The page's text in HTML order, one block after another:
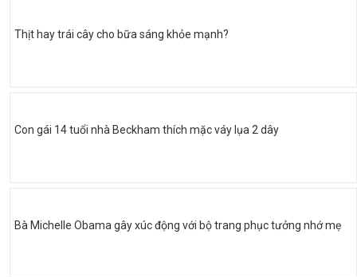
Thịt hay trái cây cho bữa sáng khỏe mạnh?
Con gái 14 tuổi nhà Beckham thích mặc váy lụa 2 dây
Bà Michelle Obama gây xúc động với bộ trang phục tưởng nhớ mẹ